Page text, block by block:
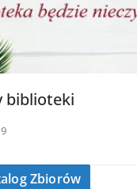
biblioteki
Zbiorów